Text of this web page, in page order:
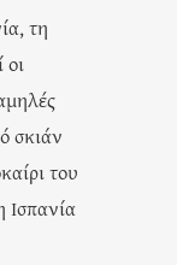
τη
οι
σκιάν
του
Ισπανία